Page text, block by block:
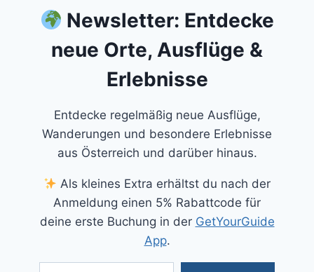
Newsletter: Entdecke
neue Orte, Ausflüge &
Erlebnisse
Entdecke regelmäßig neue Ausflüge,
Wanderungen und besondere Erlebnisse
aus Österreich und darüber hinaus.
Als kleines Extra erhältst du nach der
Anmeldung einen 5% Rabattcode für
deine erste Buchung in der GetYourGuide
App.
Gib deine E-Mail-Adresse ein ...